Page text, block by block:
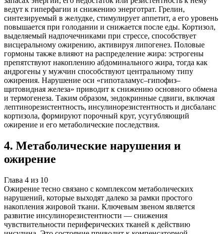
ведут к гиперфагии и снижению энерготрат. Грелин,
синтезируемый в желудке, стимулирует аппетит, а его уровень
повышается при голодании и снижается после еды. Кортизол,
выделяемый надпочечниками при стрессе, способствует
висцеральному ожирению, активируя липогенез. Половые
гормоны также влияют на распределение жира: эстрогены
препятствуют накоплению абдоминального жира, тогда как
андрогены у мужчин способствуют центральному типу
ожирения. Нарушение оси «гипоталамус–гипофиз–
щитовидная железа» приводит к снижению основного обмена
и термогенеза. Таким образом, эндокринные сдвиги, включая
лептинорезистентность, инсулинорезистентность и дисбаланс
кортизола, формируют порочный круг, усугубляющий
ожирение и его метаболические последствия.
4. Метаболические нарушения и
ожирение
Глава 4 из 10
Ожирение тесно связано с комплексом метаболических
нарушений, которые выходят далеко за рамки простого
накопления жировой ткани. Ключевым звеном является
развитие инсулинорезистентности — снижения
чувствительности периферических тканей к действию